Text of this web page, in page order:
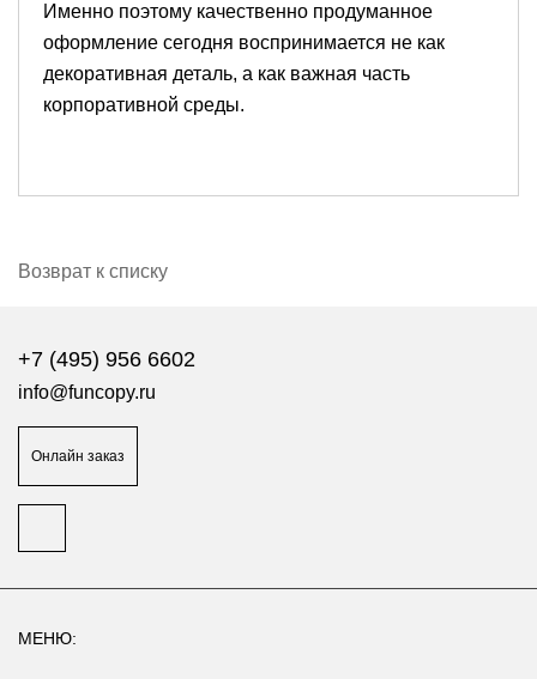
Именно поэтому качественно продуманное
оформление сегодня воспринимается не как
декоративная деталь, а как важная часть
корпоративной среды.
Возврат к списку
+7 (495) 956 6602
info@funcopy.ru
Онлайн заказ
МЕНЮ: